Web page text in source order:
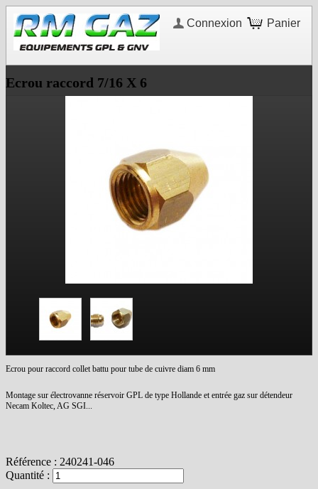
Panier
Connexion
Ecrou raccord 7/16 X 6
Ecrou pour raccord collet battu pour tube de cuivre diam 6 mm
Montage sur électrovanne réservoir GPL de type Hollande et entrée gaz sur détendeur
Necam Koltec, AG SGI...
Référence : 240241-046
Quantité :